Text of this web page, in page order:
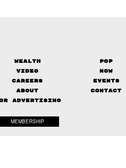
Wealth
Pop
Video
Now
Careers
Events
About
Contact
ADVERTISING
MEMBERSHIP